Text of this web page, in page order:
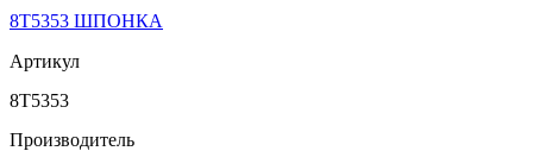
8T5353 ШПОНКА
Артикул
8T5353
Производитель